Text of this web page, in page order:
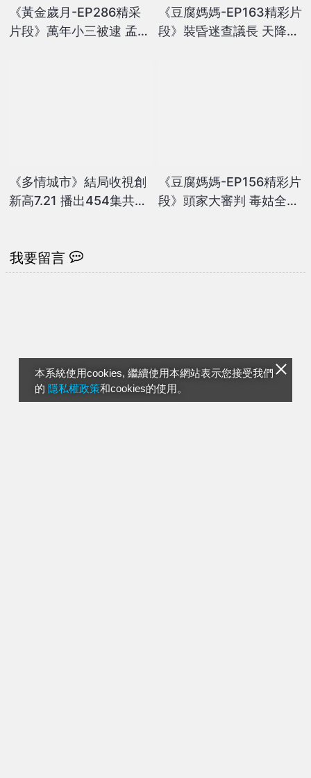
本系統使用cookies, 繼續使用本網站表示您接受我們
的 隱私權政策和cookies的使用。
《黃金歲月-EP286精采
片段》萬年小三被逮 孟如
《豆腐媽媽-EP163精彩片
段》裝昏迷查議長 天降神
《多情城市》結局收視創
新高7.21 播出454集共吸
《豆腐媽媽-EP156精彩片
段》頭家大審判 毒姑全都
我要留言